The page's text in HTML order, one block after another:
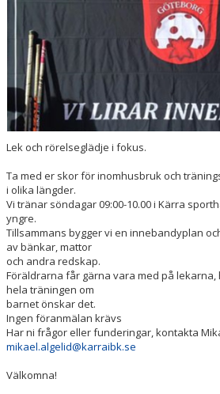
Lek och rörelseglädje i fokus.
Ta med er skor för inomhusbruk och
i olika längder.
Vi tränar söndagar 09:00-10.00 i Kärra
yngre.
Tillsammans bygger vi en innebandyplan
av bänkar, mattor
och andra redskap.
Föräldrarna får gärna vara med på
hela träningen om
barnet önskar det.
Ingen föranmälan krävs
Har ni frågor eller funderingar, kontakta
mikael.algelid@karraibk.se
Välkomna!